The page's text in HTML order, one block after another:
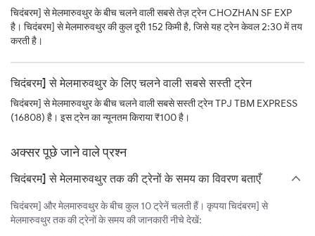
चिदंबरम] से मेलमारुवथुर के बीच चलने वाली सबसे तेज़ ट्रेन CHOZHAN SF EXP
है। चिदंबरम] से मेलमारुवथुर की कुल दूरी 152 किमी है, जिसे यह ट्रेन केवल 2:30 में तय
करती है।
चिदंबरम] से मेलमारुवथुर के लिए चलने वाली सबसे सस्ती ट्रेन
चिदंबरम] से मेलमारुवथुर के बीच चलने वाली सबसे सस्ती ट्रेन TPJ TBM EXPRESS
(16808) है। इस ट्रेन का न्यूनतम किराया ₹100 है।
अक्सर पूछे जाने वाले प्रश्न
चिदंबरम] से मेलमारुवथुर तक की ट्रेनों के समय का विवरण बताएँ
चिदंबरम] और मेलमारुवथुर के बीच कुल 10 ट्रेनें चलती हैं। कृपया चिदंबरम] से
मेलमारुवथुर तक की ट्रेनों के समय की जानकारी नीचे देखें: